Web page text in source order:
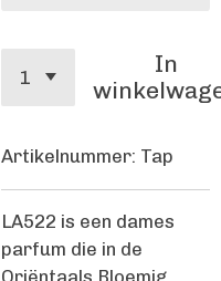
In
Artikelnummer: Tap
LA522 is een dames
parfum die in de